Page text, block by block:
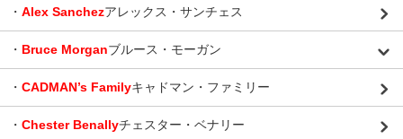
・ Alex Sanchezアレックス・サンチェス
・ Bruce Morganブルース・モーガン
・ CADMAN’s Familyキャドマン・ファミリー
・ Chester Benallyチェスター・ベナリー